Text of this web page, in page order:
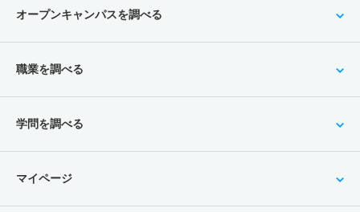
オープンキャンパスを調べる
職業を調べる
学問を調べる
マイページ